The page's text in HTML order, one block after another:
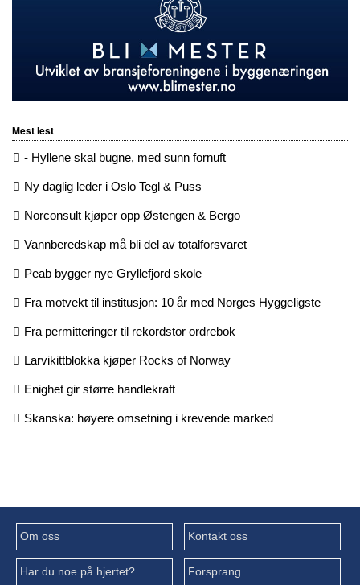
Mest lest
- Hyllene skal bugne, med sunn fornuft
Ny daglig leder i Oslo Tegl & Puss
Norconsult kjøper opp Østengen & Bergo
Vannberedskap må bli del av totalforsvaret
Peab bygger nye Gryllefjord skole
Fra motvekt til institusjon: 10 år med Norges Hyggeligste
Fra permitteringer til rekordstor ordrebok
Larvikittblokka kjøper Rocks of Norway
Enighet gir større handlekraft
Skanska: høyere omsetning i krevende marked
Om oss Kontakt oss
Har du noe på hjertet? Forsprang